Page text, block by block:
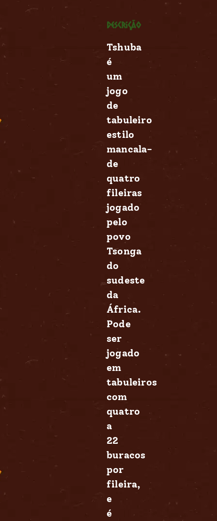
Descrição
Tshuba
é
um
jogo
de
tabuleiro
estilo
mancala-
de
quatro
fileiras
jogado
pelo
povo
Tsonga
do
sudeste
da
África.
Pode
ser
jogado
em
tabuleiros
com
quatro
a
22
buracos
por
fileira,
e
é